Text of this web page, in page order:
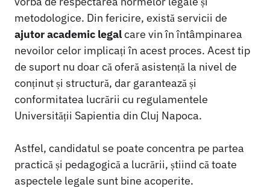
metodologice. Din fericire, există servicii de
ajutor academic legalcare vin în întâmpinarea
nevoilor celor implicați în acest proces. Acest tip
de suport nu doar că oferă asistență la nivel de
conținut și structură, dar garantează și
conformitatea lucrării cu regulamentele
Universității Sapientia din Cluj Napoca.
Astfel, candidatul se poate concentra pe partea
practică și pedagogică a lucrării, știind că toate
aspectele legale sunt bine acoperite.